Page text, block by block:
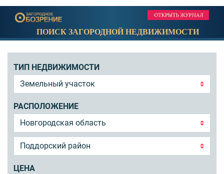
ПОИСК ЗАГОРОДНОЙ НЕДВИЖИМОСТИ
ТИП НЕДВИЖИМОСТИ
РАСПОЛОЖЕНИЕ
ЦЕНА